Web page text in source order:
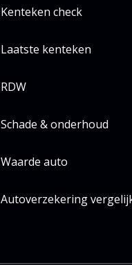
Kenteken check
Laatste kenteken
RDW
Schade & onderhoud
Waarde auto
Autoverzekering